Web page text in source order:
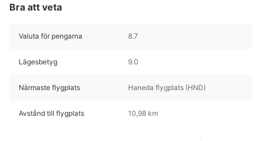
Bra att veta
Valuta för pengarna 8.7
Lägesbetyg 9.0
Närmaste flygplats Haneda flygplats (HND)
Avstånd till flygplats 10,98 km